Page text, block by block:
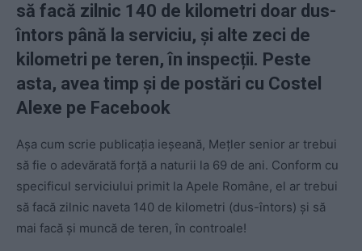
să facă zilnic 140 de kilometri doar dus-
întors până la serviciu, și alte zeci de
kilometri pe teren, în inspecții. Peste
asta, avea timp și de postări cu Costel
Alexe pe Facebook
Așa cum scrie publicația ieșeană, Mețler senior ar trebui
să fie o adevărată forță a naturii la 69 de ani. Conform cu
specificul serviciului primit la Apele Române, el ar trebui
să facă zilnic naveta 140 de kilometri (dus-întors) și să
mai facă și muncă de teren, în controale!